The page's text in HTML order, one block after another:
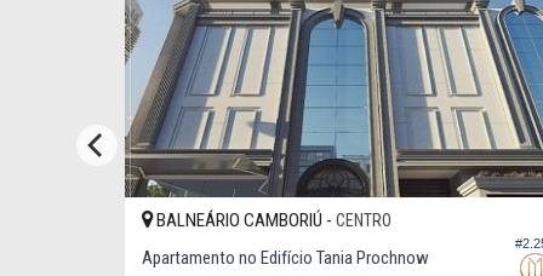
BALNEÁRIO CAMBORIÚ -CENTRO
Apartamento no Edifício Sans Souci